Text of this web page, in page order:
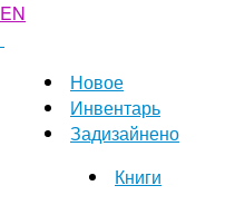
EN
Новое
Инвентарь
Задизайнено
Книги